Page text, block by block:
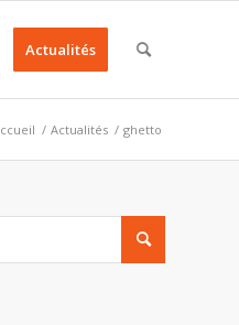
Actualités
/ Actualités / ghetto